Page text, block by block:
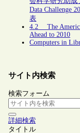
Data Challenge
表
4.2 The
Ahead to 2010
Computers in
サイト内検索
検索フォーム
詳細検索
タイトル